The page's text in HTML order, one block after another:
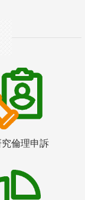
究倫理申訴